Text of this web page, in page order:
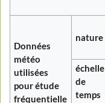
Données
météo
utilisées
pour étude
fréquentielle
nature
échelle
de
temps